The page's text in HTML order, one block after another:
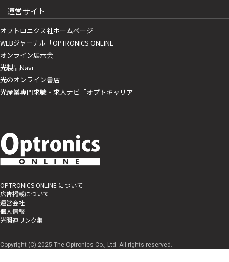
運営サイト
オプトロニクス社ホームページ
WEBジャーナル「OPTRONICS ONLINE」
オンライン展示会
光製品Navi
光のオンライン書店
光産業専門求職・求人ナビ「オプトキャリア」
OPTRONICS ONLINE について
広告掲載について
運営会社
個人情報
光関連リンク集
Copyright (C) 2025 The Optronics Co., Ltd. All rights reserved.